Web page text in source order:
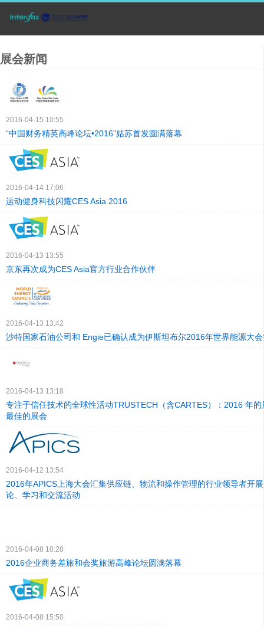
展会新闻
2016-04-15 10:55
“中国财务精英高峰论坛•2016”姑苏首发圆满落幕
2016-04-14 17:06
运动健身科技闪耀CES Asia 2016
2016-04-13 13:55
京东再次成为CES Asia官方行业合作伙伴
2016-04-13 13:42
沙特国家石油公司和 Engie已确认成为伊斯坦布尔2016年世界能源大
2016-04-13 13:18
专注于信任技术的全球性活动TRUSTECH（含CARTES）：2016 年
最佳的展会
2016-04-12 13:54
2016年APICS上海大会汇集供应链、物流和操作管理的行业领导者开
论、学习和交流活动
2016-04-08 18:28
2016企业商务差旅和会奖旅游高峰论坛圆满落幕
2016-04-08 15:50